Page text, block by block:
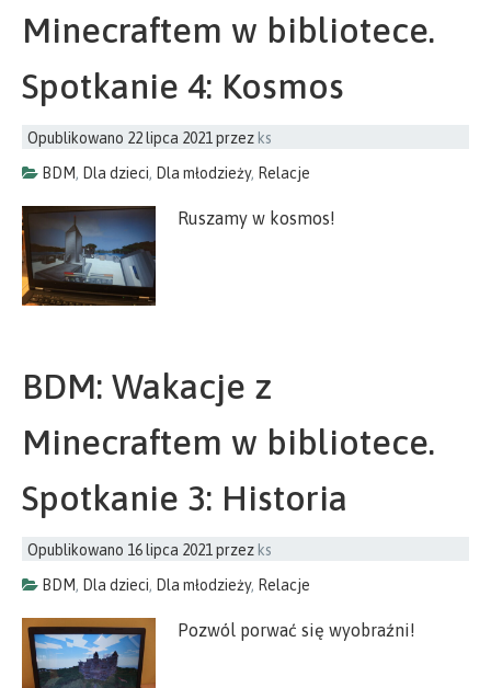
Minecraftem w bibliotece.
Spotkanie 4: Kosmos
Opublikowano 22 lipca 2021 przez ks
BDM, Dla dzieci, Dla młodzieży, Relacje
Ruszamy w kosmos!
BDM: Wakacje z
Minecraftem w bibliotece.
Spotkanie 3: Historia
Opublikowano 16 lipca 2021przez ks
BDM, Dla dzieci, Dla młodzieży, Relacje
Pozwól porwać się wyobraźni!